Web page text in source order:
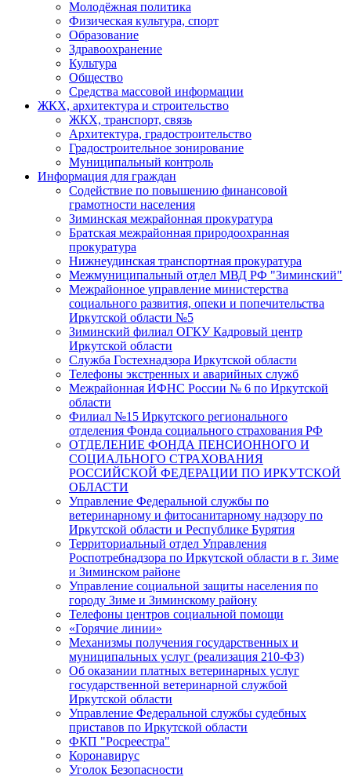
Молодёжная политика
Физическая культура, спорт
Образование
Здравоохранение
Культура
Общество
Средства массовой информации
ЖКХ, архитектура и строительство
ЖКХ, транспорт, связь
Архитектура, градостроительство
Градостроительное зонирование
Муниципальный контроль
Информация для граждан
Содействие по повышению финансовой
грамотности населения
Зиминская межрайонная прокуратура
Братская межрайонная природоохранная
прокуратура
Нижнеудинская транспортная прокуратура
Межмуниципальный отдел МВД РФ "Зиминский"
Межрайонное управление министерства
социального развития, опеки и попечительства
Иркутской области №5
Зиминский филиал ОГКУ Кадровый центр
Иркутской области
Служба Гостехнадзора Иркутской области
Телефоны экстренных и аварийных служб
Межрайонная ИФНС России № 6 по Иркутской
области
Филиал №15 Иркутского регионального
отделения Фонда социального страхования РФ
ОТДЕЛЕНИЕ ФОНДА ПЕНСИОННОГО И
СОЦИАЛЬНОГО СТРАХОВАНИЯ
РОССИЙСКОЙ ФЕДЕРАЦИИ ПО ИРКУТСКОЙ
ОБЛАСТИ
Управление Федеральной службы по
ветеринарному и фитосанитарному надзору по
Иркутской области и Республике Бурятия
Территориальный отдел Управления
Роспотребнадзора по Иркутской области в г. Зиме
и Зиминском районе
Управление социальной защиты населения по
городу Зиме и Зиминскому району
Телефоны центров социальной помощи
«Горячие линии»
Механизмы получения государственных и
муниципальных услуг (реализация 210-ФЗ)
Об оказании платных ветеринарных услуг
государственной ветеринарной службой
Иркутской области
Управление Федеральной службы судебных
приставов по Иркутской области
ФКП "Росреестра"
Коронавирус
Уголок Безопасности